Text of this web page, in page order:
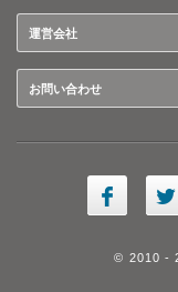
運営会社
お問い合わせ
© 2010 -